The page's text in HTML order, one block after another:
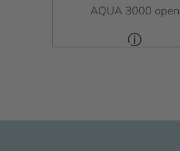
AQUA 3000 open